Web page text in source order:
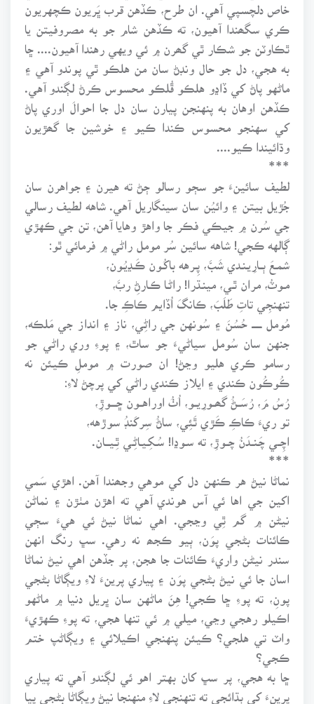
خاص دلچسپي آهي. ان طرح، ڪڏهن قرب ڀَريون ڪچهريون
ڪري سگھندا آهيون، ته ڪڏهن شام جو به مصروفيتن يا
ٿڪاوٽن جو شڪار ٿي گھرن ۾ ئي ويهي رهندا آهيون.... ڇا
به هجي، دل جو حال ونڊڻ سان من هلڪو ٿي پوندو آهي ۽
ماڻهو پاڻ کي ڏاڍو هلڪو ڦُلڪو محسوس ڪرڻ لڳندو آهي.
ڪڏهن اوهان به پنهنجن پيارن سان دل جا احوالَ اوري پاڻ
کي سهنجو محسوس ڪندا ڪيو ۽ خوشين جا گھڙيون
وڌائيندا ڪيو....
***
لطيف سائينءَ جو سڄو رسالو ڄڻ ته هيرن ۽ جواهرن سان
جُڙيل بيتن ۽ وائيُن سان سينگاريل آهي. شاهه لطيف رسالي
جي سُرن ۾ جيڪي فڪر جا واهڙ وهايا آهن، تن جي ڪهڙي
ڳالهه ڪجي! شاهه سائين سُر مومل راڻي ۾ فرمائي ٿو:
شمـعَ ٻــارِيـنـدي شَبَّ، پِـرهه باکُـون ڪَـڍيُـون،
مـوٽُ، مران ٿـي، مينـڌرا! راڻـا ڪـارڻِ ربَّ،
تنهنجِي تاتِ طَلَبَ، ڪانگَ اُڏايم ڪاڪِ جا.
مُومل ـــــــ حُسُنَ ۽ سُونهن جي راڻِي، ناز ۽ انداز جي مَلڪه،
جنهن سان سُومل سياڻيءَ جو ساٿ، ۽ پوءِ وري راڻي جو
رسامو ڪري هليو وڃڻ! ان صورت ۾ موملِ ڪيئن نه
ڪُوڪُون ڪندي ۽ ايلاز ڪندي راڻي کي پرچڻ لاءِ:
رُسُ مَ، رُسَــڻُ گھــورِيــو، اُٺُ اوراهــون ڇــــوڙِ،
تو ريءَ ڪاڪِ ڪَڙي ٿَئِي، ساڻُ سِرکَنڊُ سوڙهه،
اچِــي چَـنــدَنُ چــوڙِ، ته سـوڍا! سُـکِـيـاڻِـي ٿِـيـــان.
***
نماڻا نيڻ هر ڪنهن دل کي موهي وجھندا آهن. اهڙي سَمي
اکين جي اها ئي آس هوندي آهي ته اهڙن مٺڙن ۽ نماڻن
نيڻن ۾ گم ٿِي وڃجي. اهي نماڻا نيڻ ئي هيءَ سڄي
ڪائنات بڻجي پوَن، ٻيو ڪجھ نه رهي. سڀ رنگ انهن
سندر نيڻن واريءَ ڪائنات جا هجن، پر جڏهن اهي نيڻ نماڻا
اسان جا ئي نيڻ بڻجي پوَن ۽ پياري پرينءَ لاءِ ويڳاڻا بڻجي
پونِ، ته پوءِ ڇا ڪجي! هِنَ ماڻهن سان ڀريل دنيا ۾ ماڻهو
اڪيلو رهجي وڃي، ميلي ۾ ئي تنها هجي، ته پوءِ ڪهڙيءَ
واٽ تي هلجي؟ ڪيئن پنهنجي اڪيلائي ۽ ويڳاڻپ ختم
ڪجي؟
ڇا به هجي، پر سڀ کان بهتر اهو ئي لڳندو آهي ته پياري
پرينءَ کي ٻڌائجي ته تنهنجي لاءِ منهنجا نيڻ ويڳاڻا بڻجي پيا